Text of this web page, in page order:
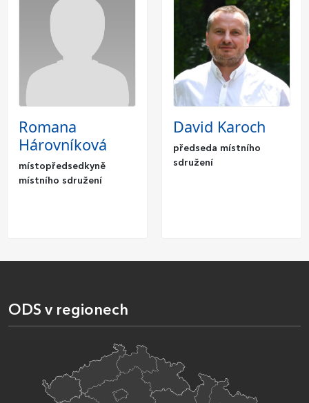
Romana
Hárovníková
místopředsedkyně
místního sdružení
David Karoch
předseda místního
sdružení
ODS v regionech